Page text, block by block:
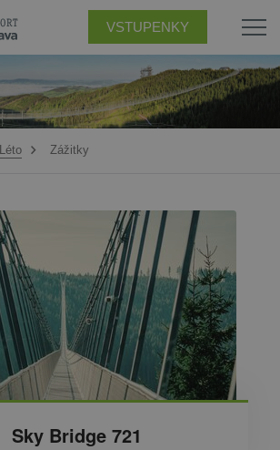
VSTUPENKY
Léto Zážitky
Sky Bridge 721